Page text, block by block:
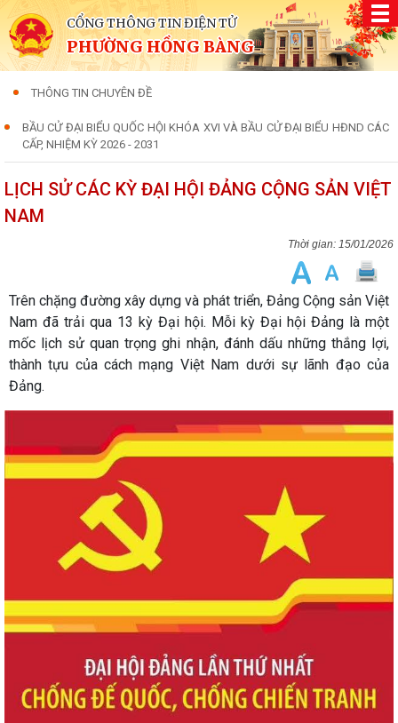
CỔNG THÔNG TIN ĐIỆN TỬ
PHƯỜNG HỒNG BÀNG
THÔNG TIN CHUYÊN ĐỀ
BẦU CỬ ĐẠI BIỂU QUỐC HỘI KHÓA XVI VÀ BẦU CỬ ĐẠI BIỂU HĐND CÁC
CẤP, NHIỆM KỲ 2026 - 2031
LỊCH SỬ CÁC KỲ ĐẠI HỘI ĐẢNG CỘNG SẢN VIỆT
NAM
15/01/2026
Trên chặng đường xây dựng và phát triển, Đảng Cộng sản Việt
Nam đã trải qua 13 kỳ Đại hội. Mỗi kỳ Đại hội Đảng là một
mốc lịch sử quan trọng ghi nhận, đánh dấu những thắng lợi,
thành tựu của cách mạng Việt Nam dưới sự lãnh đạo của
Đảng.